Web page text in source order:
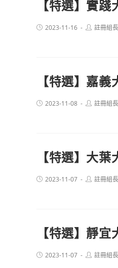
【特選】實
Post2023-11-16
Post註冊組長
【特選】嘉
Post2023-11-08
Post註冊組長
【特選】大
Post2023-11-07
Post註冊組長
【特選】靜
Post2023-11-07
Post註冊組長